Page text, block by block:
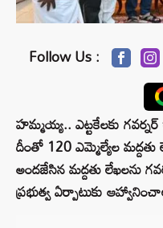
Follow Us :
హమ్మయ్య.. ఎట్టకేలకు
దీంతో 120 ఎమ్మెల్యేల
అందజేసిన మద్దతు లేఖలను
ప్రభుత్వ ఏర్పాటుకు